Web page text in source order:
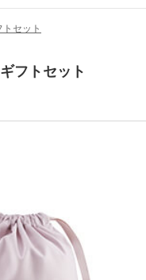
セット
フトセット